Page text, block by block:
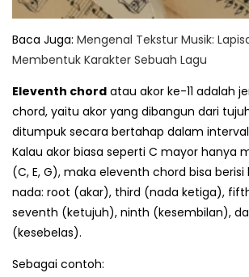
Baca Juga: Mengenal Tekstur Musik:
Membentuk Karakter Sebuah Lagu
Eleventh chord atau akor ke-11 adalah
chord, yaitu akor yang dibangun dari
ditumpuk secara bertahap dalam
Kalau akor biasa seperti C mayor hanya
(C, E, G), maka eleventh chord bisa
nada: root (akar), third (nada ketiga),
seventh (ketujuh), ninth (kesembilan),
(kesebelas).
Sebagai contoh: